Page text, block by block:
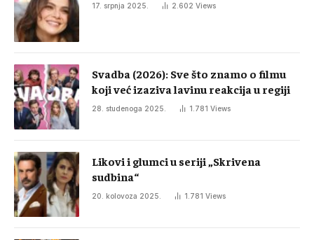
17. srpnja 2025. 2.602 Views
Svadba (2026): Sve što znamo o filmu
koji već izaziva lavinu reakcija u regiji
28. studenoga 2025. 1.781 Views
Likovi i glumci u seriji „Skrivena
sudbina“
20. kolovoza 2025. 1.781 Views